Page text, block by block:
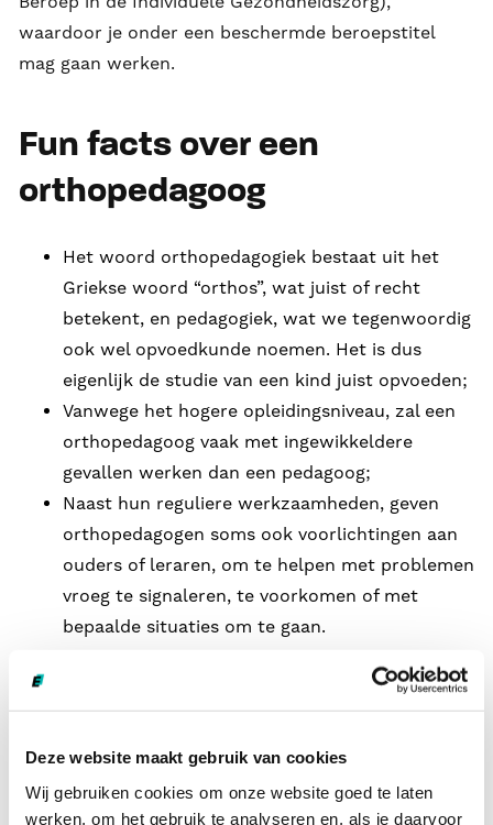
Deze website maakt gebruik van cookies
Wij gebruiken cookies om onze website goed te laten
werken, om het gebruik te analyseren en, als je daarvoor
waardoor je onder een beschermde beroepstitel
mag gaan werken.
Fun facts over een
orthopedagoog
Het woord orthopedagogiek bestaat uit het
Griekse woord “orthos”, wat juist of recht
betekent, en pedagogiek, wat we tegenwoordig
ook wel opvoedkunde noemen. Het is dus
eigenlijk de studie van een kind juist opvoeden;
Vanwege het hogere opleidingsniveau, zal een
orthopedagoog vaak met ingewikkeldere
gevallen werken dan een pedagoog;
Naast hun reguliere werkzaamheden, geven
orthopedagogen soms ook voorlichtingen aan
ouders of leraren, om te helpen met problemen
vroeg te signaleren, te voorkomen of met
bepaalde situaties om te gaan.